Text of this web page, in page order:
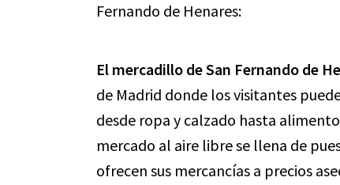
Fernando de Henares:
El mercadillo de San Fernando de
de Madrid donde los visitantes
desde ropa y calzado hasta
mercado al aire libre se llena de
ofrecen sus mercancías a precios